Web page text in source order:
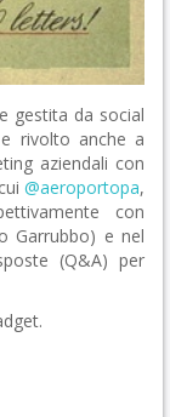
gestita da social
e rivolto anche a
aziendali con
@aeroportopa,
con
Garrubbo) e nel
(Q&A) per